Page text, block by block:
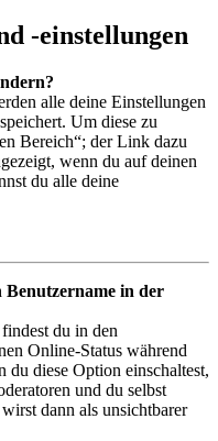
-einstellungen
alle deine Einstellungen
Um diese zu
Bereich“; der Link dazu
wenn du auf deinen
du alle deine
Benutzername in der
du in den
Online-Status während
du diese Option einschaltest,
und du selbst
dann als unsichtbarer